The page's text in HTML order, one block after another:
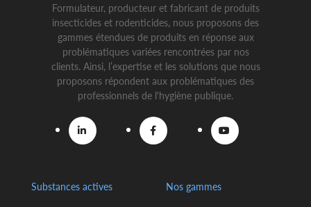
Formulateur, producteur et fabricant de produits
insecticides et rodenticides, nous proposons des
gammes étendues de produits en réponse aux
problématiques variées rencontrées par nos
clients. Ainsi, l’expertise et les solutions que nous
proposons répondent aux problématiques des
professionnels de l'hygiène publique.
Substances actives Nos gammes